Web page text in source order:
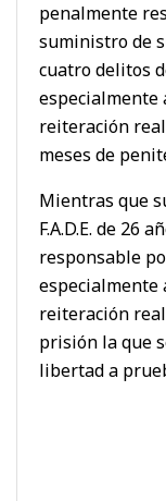
penalmente
suministro de
cuatro delitos
especialmente
reiteración
meses de
Mientras que
F.A.D.E. de 26
responsable
especialmente
reiteración
prisión la que
libertad a